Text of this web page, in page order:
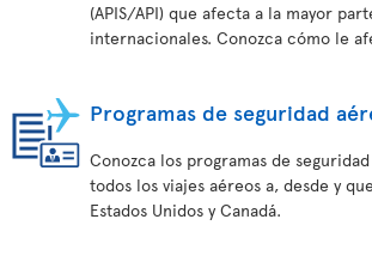
(APIS/API) que afecta a la mayor
internacionales. Conozca cómo le
Programas de seguridad
Conozca los programas de
todos los viajes aéreos a, desde y
Estados Unidos y Canadá.